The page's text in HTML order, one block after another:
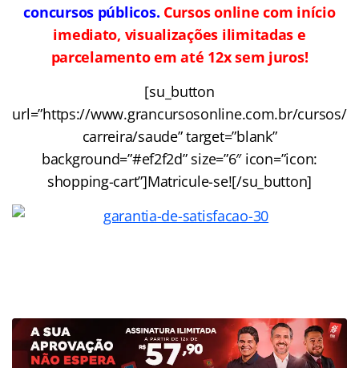
concursos públicos. Cursos online com início
imediato, visualizações ilimitadas e
parcelamento em até 12x sem juros!
[su_button
url=”https://www.grancursosonline.com.br/cursos/
carreira/saude” target=”blank”
background=”#ef2f2d” size=”6″ icon=”icon:
shopping-cart”]Matricule-se![/su_button]